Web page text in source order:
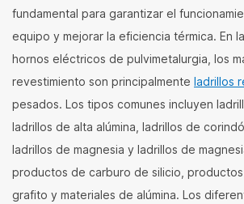
fundamental para garantizar el
equipo y mejorar la eficiencia térmica. En
hornos eléctricos de pulvimetalurgia, los
revestimiento son principalmente ladrillos
pesados. Los tipos comunes incluyen
ladrillos de alta alúmina, ladrillos de
ladrillos de magnesia y ladrillos de
productos de carburo de silicio,
grafito y materiales de alúmina. Los